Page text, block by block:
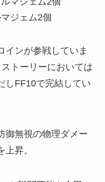
ジェム2個
インが参戦していま
トーリーにおいては
しFF10で完結してい
御無視の物理ダメー
昇。